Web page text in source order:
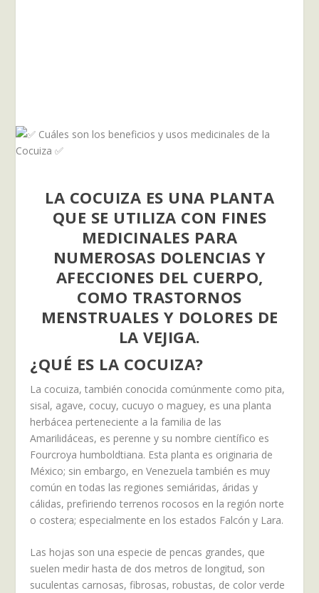
LA COCUIZA ES UNA PLANTA
QUE SE UTILIZA CON FINES
MEDICINALES PARA
NUMEROSAS DOLENCIAS Y
AFECCIONES DEL CUERPO,
COMO TRASTORNOS
MENSTRUALES Y DOLORES DE
LA VEJIGA.
¿QUÉ ES LA COCUIZA?
La cocuiza, también conocida comúnmente como pita,
sisal, agave, cocuy, cucuyo o maguey, es una planta
herbácea perteneciente a la familia de las
Amarilidáceas, es perenne y su nombre científico es
Fourcroya humboldtiana. Esta planta es originaria de
México; sin embargo, en Venezuela también es muy
común en todas las regiones semiáridas, áridas y
cálidas, prefiriendo terrenos rocosos en la región norte
o costera; especialmente en los estados Falcón y Lara.
Las hojas son una especie de pencas grandes, que
suelen medir hasta de dos metros de longitud, son
suculentas carnosas, fibrosas, robustas, de color verde